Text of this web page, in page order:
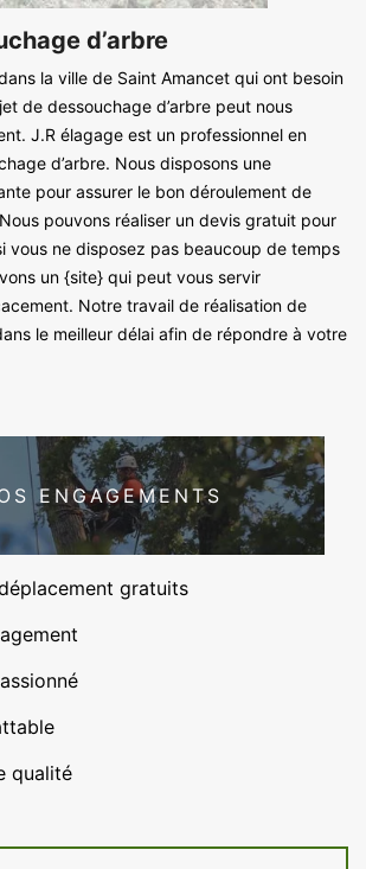
d’arbre
la ville de Saint Amancet qui ont besoin
de dessouchage d’arbre peut nous
J.R élagage est un professionnel en
d’arbre. Nous disposons une
pour assurer le bon déroulement de
pouvons réaliser un devis gratuit pour
vous ne disposez pas beaucoup de temps
un {site} qui peut vous servir
Notre travail de réalisation de
le meilleur délai afin de répondre à votre
ENGAGEMENTS
gratuits
qualité